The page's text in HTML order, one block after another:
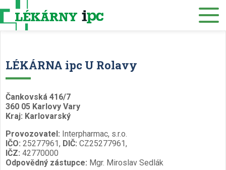
Distribuce
Kariéra
LÉKÁRNA ipc U Rolavy
Čankovská 416/7
360 05 Karlovy Vary
Kraj: Karlovarský
Provozovatel: Interpharmac, s.r.o.
IČO: 25277961, DIČ: CZ25277961,
IČZ: 42770000
Odpovědný zástupce: Mgr. Miroslav Sedlák